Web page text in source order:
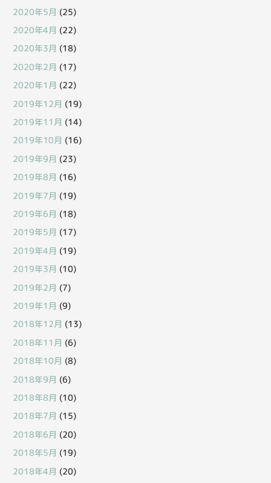
2020年5月 (25)
2020年4月 (22)
2020年3月 (18)
2020年2月 (17)
2020年1月 (22)
2019年12月 (19)
2019年11月 (14)
2019年10月 (16)
2019年9月 (23)
2019年8月 (16)
2019年7月 (19)
2019年6月 (18)
2019年5月 (17)
2019年4月 (19)
2019年3月 (10)
2019年2月 (7)
2019年1月 (9)
2018年12月 (13)
2018年11月 (6)
2018年10月 (8)
2018年9月 (6)
2018年8月 (10)
2018年7月 (15)
2018年6月 (20)
2018年5月 (19)
2018年4月 (20)